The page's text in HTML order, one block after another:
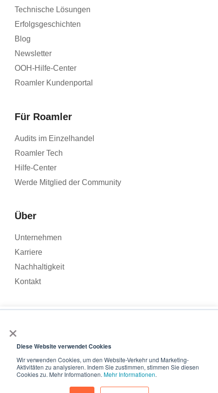
×
Diese Website verwendet Cookies
Wir verwenden Cookies, um den Website-Verkehr und Marketing-
Aktivitäten zu analysieren. Indem Sie zustimmen, stimmen Sie diesen
Cookies zu. Mehr Informationen. Mehr Informationen.
analysieren und Ihr Nutzererlebnis zu verbessern. Wenn Sie auf
„Akzeptieren“ klicken, stimmen Sie der Verwendung von
Akzeptieren
Technische Lösungen
Erfolgsgeschichten
Blog
Newsletter
OOH-Hilfe-Center
Roamler Kundenportal
Für Roamler
Audits im Einzelhandel
Roamler Tech
Hilfe-Center
Werde Mitglied der Community
Über
Unternehmen
Karriere
Nachhaltigkeit
Kontakt
© 2026 – Roamler .V.
Allgemeine
45001
ISO 27001